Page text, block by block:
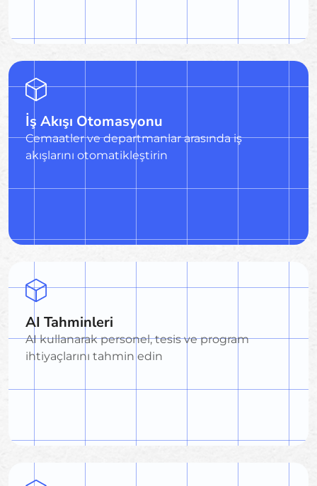
İş Akışı Otomasyonu
Cemaatler ve departmanlar arasında iş
akışlarını otomatikleştirin
AI Tahminleri
AI kullanarak personel, tesis ve program
ihtiyaçlarını tahmin edin